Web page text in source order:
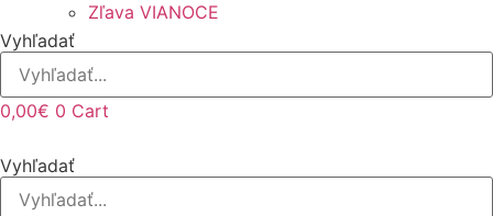
Zľava VIANOCE
Vyhľadať
0,00€ 0 Cart
Vyhľadať